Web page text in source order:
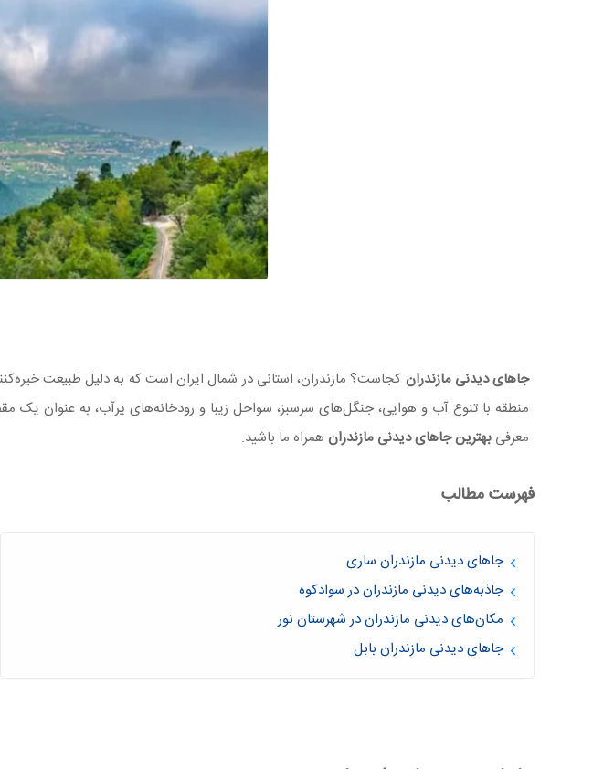
جاهای دیدنی مازندران کجاست؟ مازندران، استانی در شمال ایران است که به دلیل طبیعت
منطقه با تنوع آب و هوایی، جنگل‌های سرسبز، سواحل زیبا و رودخانه‌های پرآب، به عنوان
معرفی بهترین جاهای دیدنی مازندرانهمراه ما باشید.
فهرست مطالب
جاهای دیدنی مازندران ساری
جاذبه‌های دیدنی مازندران در سوادکوه
مکان‌های دیدنی مازندران در شهرستان نور
جاهای دیدنی مازندران بابل